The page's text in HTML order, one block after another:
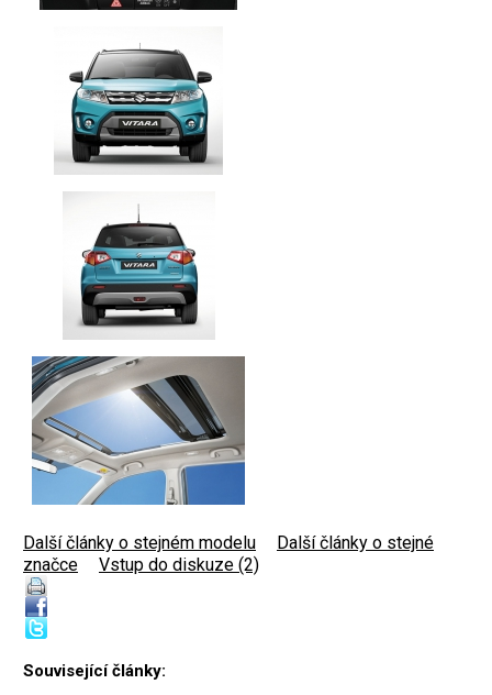
Další články o stejném modelu
Další články o stejné
značce
Vstup do diskuze (2)
Související články: